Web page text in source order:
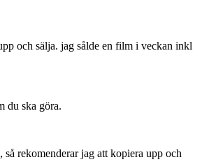
och sälja. jag sålde en film i veckan inkl
du ska göra.
rekomenderar jag att kopiera upp och